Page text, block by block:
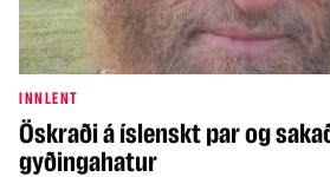
INNLENT
Öskraði á íslenskt par og
gyðingahatur